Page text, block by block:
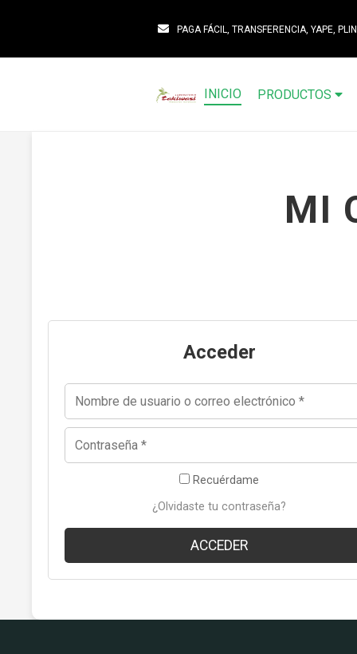
PAGA FÁCIL, TRANSFERENCIA, YAPE, PLIN
INICIO PRODUCTOS
MI
Acceder
Recuérdame
¿Olvidaste tu contraseña?
ACCEDER